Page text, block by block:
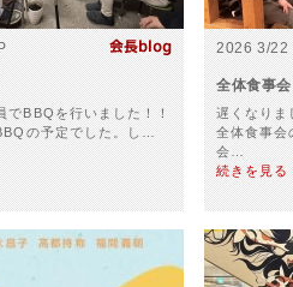
でBBQを行いました！！
の予定でした。し…
2026 3/22
全体食事
遅くなりま
全体食事会
会…
続きを見る